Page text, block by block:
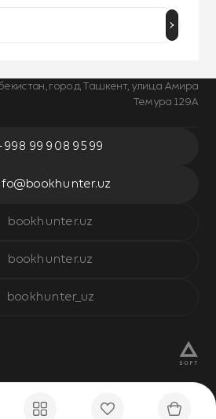
город Ташкент, улица Амира
Темура 129А
99 908 95 99
bookhunter.uz
bookhunter.uz
bookhunter_uz